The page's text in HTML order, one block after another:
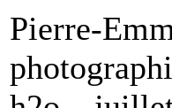
Pierre-